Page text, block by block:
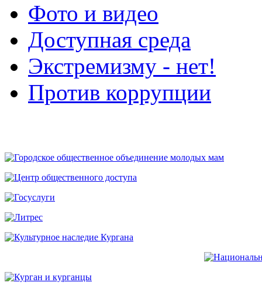
Фото и видео
Доступная среда
Экстремизму - нет!
Против коррупции